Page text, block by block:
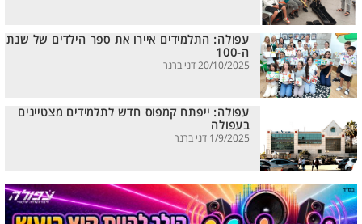
עפולה: התלמידים איירו את ספר הילדים של שנת
ה-100
20/10/2025 דני ברנר
עפולה: ייפתח קמפוס חדש לתלמידים מצטיינים
בעפולה
1/9/2025 דני ברנר